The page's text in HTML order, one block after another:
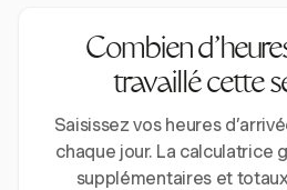
Combien
travaillé cette
Saisissez vos heures
chaque jour. La calculatrice
supplémentaires et